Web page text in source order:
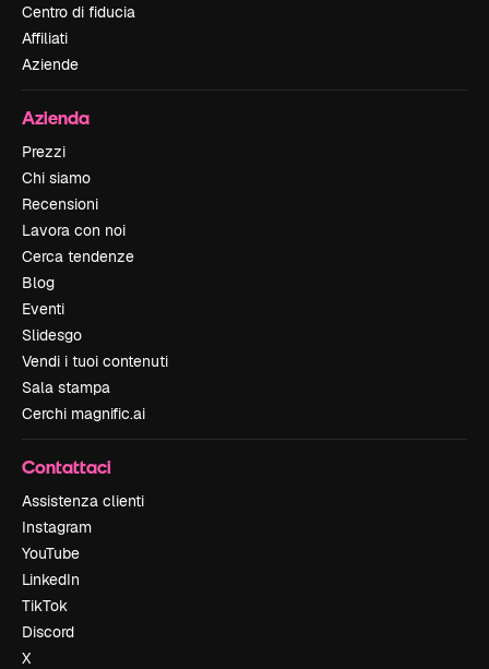
Centro di fiducia
Affiliati
Aziende
Azienda
Prezzi
Chi siamo
Recensioni
Lavora con noi
Cerca tendenze
Blog
Eventi
Slidesgo
Vendi i tuoi contenuti
Sala stampa
Cerchi magnific.ai
Contattaci
Assistenza clienti
Instagram
YouTube
LinkedIn
TikTok
Discord
X